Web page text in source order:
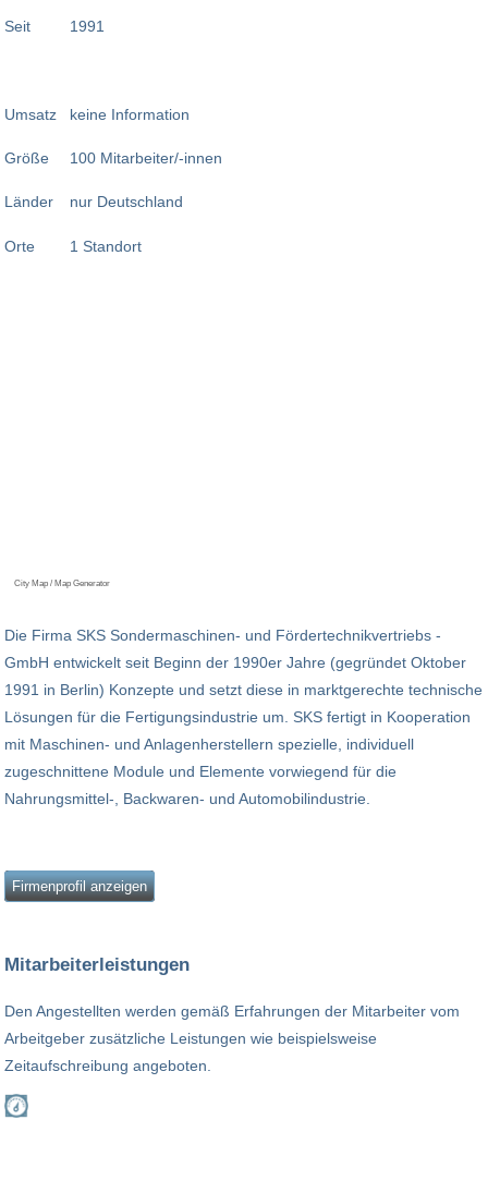
Seit
Umsatz
Größe
Länder
Orte
1991
keine Information
100 Mitarbeiter/-innen
nur Deutschland
1 Standort
City Map / Map Generator
Die Firma SKS Sondermaschinen- und Fördertechnikvertriebs -
GmbH entwickelt seit Beginn der 1990er Jahre (gegründet Oktober
1991 in Berlin) Konzepte und setzt diese in marktgerechte technische
Lösungen für die Fertigungsindustrie um. SKS fertigt in Kooperation
mit Maschinen- und Anlagenherstellern spezielle, individuell
zugeschnittene Module und Elemente vorwiegend für die
Nahrungsmittel-, Backwaren- und Automobilindustrie.
Firmenprofil anzeigen
Mitarbeiterleistungen
Den Angestellten werden gemäß Erfahrungen der Mitarbeiter vom
Arbeitgeber zusätzliche Leistungen wie beispielsweise
Zeitaufschreibung angeboten.